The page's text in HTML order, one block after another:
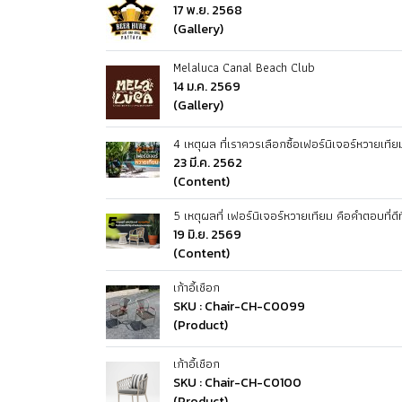
17 พ.ย. 2568
(Gallery)
Melaluca Canal Beach Club
14 ม.ค. 2569
(Gallery)
4 เหตุผล ที่เราควรเลือกซื้อเฟอร์นิเจอร์หวายเทีย
23 มี.ค. 2562
(Content)
5 เหตุผลที่ เฟอร์นิเจอร์หวายเทียม คือคำตอบ
19 มิ.ย. 2569
(Content)
เก้าอี้เชือก
SKU : Chair-CH-C0099
(Product)
เก้าอี้เชือก
SKU : Chair-CH-C0100